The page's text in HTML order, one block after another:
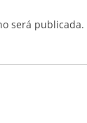
será publicada.